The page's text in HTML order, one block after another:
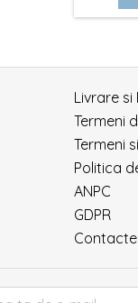
Livrare
Termeni
Termeni
Politica
ANPC
GDPR